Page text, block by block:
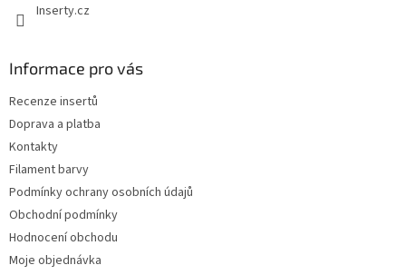
Inserty.cz
Informace pro vás
Recenze insertů
Doprava a platba
Kontakty
Filament barvy
Podmínky ochrany osobních údajů
Obchodní podmínky
Hodnocení obchodu
Moje objednávka